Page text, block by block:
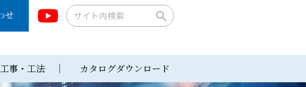
せ
工事・工法 カタログダウンロード